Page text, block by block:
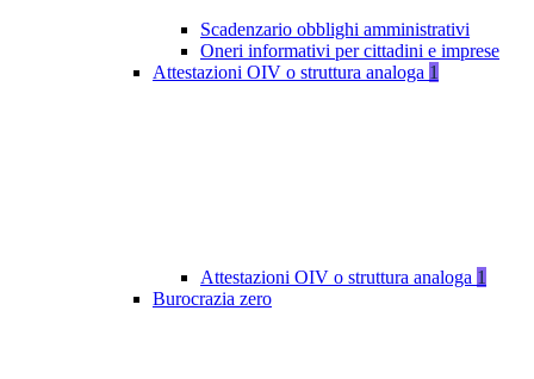
Scadenzario obblighi amministrativi
Oneri informativi per cittadini e imprese
Attestazioni OIV o struttura analoga 1
Attestazioni OIV o struttura analoga 1
Burocrazia zero